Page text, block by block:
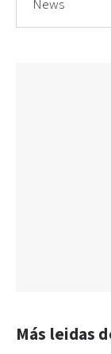
News
Más leidas